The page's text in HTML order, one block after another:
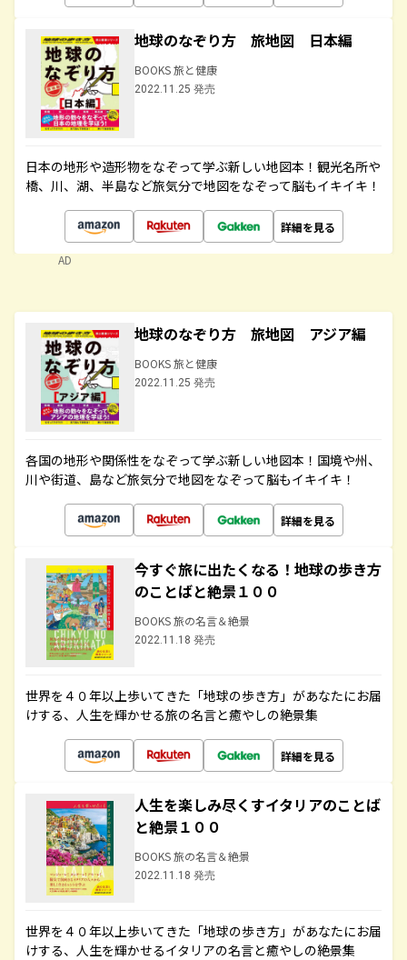
地球のなぞり方 旅地図 日本編
BOOKS 旅と健康
2022.11.25 発売
日本の地形や造形物をなぞって学ぶ新しい地図本！観光名所や
橋、川、湖、半島など旅気分で地図をなぞって脳もイキイキ！
詳細を見る
AD
地球のなぞり方 旅地図 アジア編
BOOKS 旅と健康
2022.11.25 発売
各国の地形や関係性をなぞって学ぶ新しい地図本！国境や州、
川や街道、島など旅気分で地図をなぞって脳もイキイキ！
詳細を見る
今すぐ旅に出たくなる！地球の歩き方
のことばと絶景１００
BOOKS 旅の名言＆絶景
2022.11.18 発売
世界を４０年以上歩いてきた「地球の歩き方」があなたにお届
けする、人生を輝かせる旅の名言と癒やしの絶景集
詳細を見る
人生を楽しみ尽くすイタリアのことば
と絶景１００
BOOKS 旅の名言＆絶景
2022.11.18 発売
世界を４０年以上歩いてきた「地球の歩き方」があなたにお届
けする、人生を輝かせるイタリアの名言と癒やしの絶景集